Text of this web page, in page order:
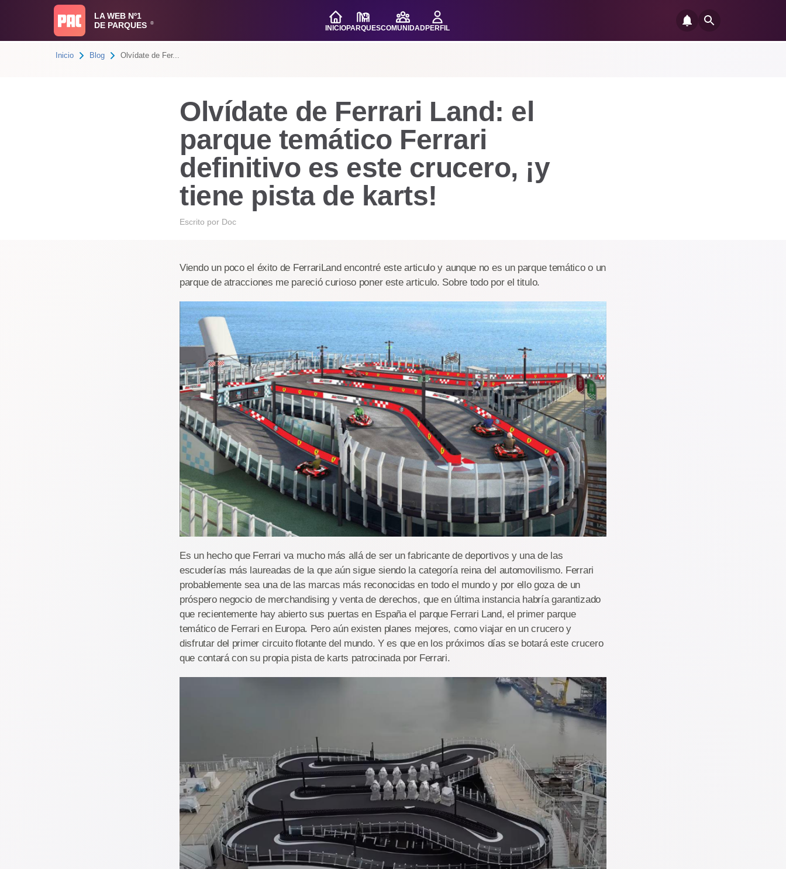
LA WEB Nº1
DE PARQUES
®
INICIOPARQUESCOMUNIDADPERFIL
Inicio Blog Olvídate de Fer...
Olvídate de Ferrari Land: el
parque temático Ferrari
definitivo es este crucero, ¡y
tiene pista de karts!
Escrito por Doc
Viendo un poco el éxito de FerrariLand encontré este articulo y aunque no es un parque temático o un
parque de atracciones me pareció curioso poner este articulo. Sobre todo por el titulo.
Es un hecho que Ferrari va mucho más allá de ser un fabricante de deportivos y una de las
escuderías más laureadas de la que aún sigue siendo la categoría reina del automovilismo. Ferrari
probablemente sea una de las marcas más reconocidas en todo el mundo y por ello goza de un
próspero negocio de merchandising y venta de derechos, que en última instancia habría garantizado
que recientemente hay abierto sus puertas en España el parque Ferrari Land, el primer parque
temático de Ferrari en Europa. Pero aún existen planes mejores, como viajar en un crucero y
disfrutar del primer circuito flotante del mundo. Y es que en los próximos días se botará este crucero
que contará con su propia pista de karts patrocinada por Ferrari.